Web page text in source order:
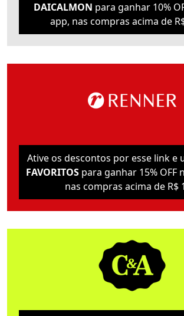
DAICALMON para ganhar 10%
app, nas compras acima de
Ative os descontos por esse link e
FAVORITOSpara ganhar 15% OFF
nas compras acima de R$